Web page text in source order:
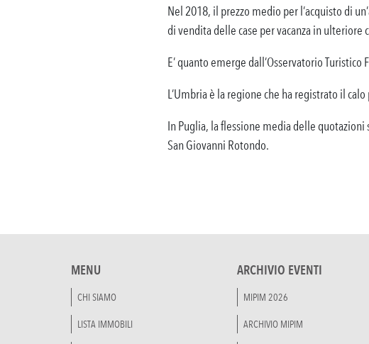
Nel 2018, il prezzo medio per l’acquisto di
di vendita delle case per vacanza in
E’ quanto emerge dall’Osservatorio
L’Umbria è la regione che ha registrato il
In Puglia, la flessione media delle
San Giovanni Rotondo.
MENU
CHI SIAMO
LISTA IMMOBILI
ARCHIVIO EVENTI
MIPIM 2026
ARCHIVIO MIPIM